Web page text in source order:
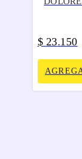
$ 23.150